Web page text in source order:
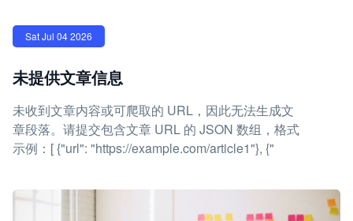
Sat Jul 04 2026
未提供文章信息
未收到文章内容或可爬取的 URL，因此无法生成文
章段落。请提交包含文章 URL 的 JSON 数组，格式
示例：[ {"url": "https://example.com/article1"}, {"